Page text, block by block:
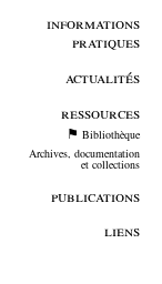
informations
pratiques
actualités
ressources
Bibliothèque
Archives, documentation
et collections
publications
liens